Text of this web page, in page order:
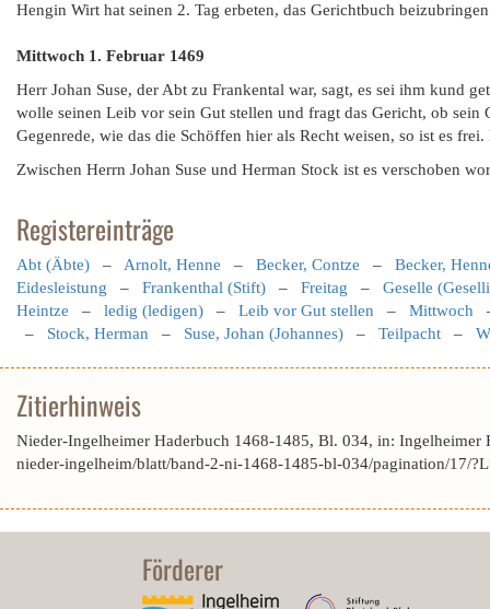
Hengin Wirt hat seinen 2. Tag erbeten, das Gerichtbuch
Mittwoch 1. Februar 1469
Herr Johan Suse, der Abt zu Frankental war, sagt, es sei ihm kund
wolle seinen Leib vor sein Gut stellen und fragt das Gericht, ob
Gegenrede, wie das die Schöffen hier als Recht weisen, so ist es
Zwischen Herrn Johan Suse und Herman Stock ist es verschoben
Registereinträge
Abt (Äbte) – Arnolt, Henne – Becker, Contze – Becker,
Eidesleistung – Frankenthal (Stift) – Freitag – Geselle
Heintze – ledig (ledigen) – Leib vor Gut stellen – Mittwoch
– Stock, Herman – Suse, Johan (Johannes) – Teilpacht –
Zitierhinweis
Nieder-Ingelheimer Haderbuch 1468-1485, Bl. 034, in:
nieder-ingelheim/blatt/band-2-ni-1468-1485-bl-034/pagination/17/
Förderer